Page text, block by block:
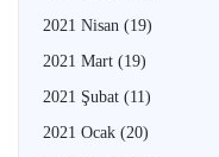
2021 Nisan (19)
2021 Mart (19)
2021 Şubat (11)
2021 Ocak (20)